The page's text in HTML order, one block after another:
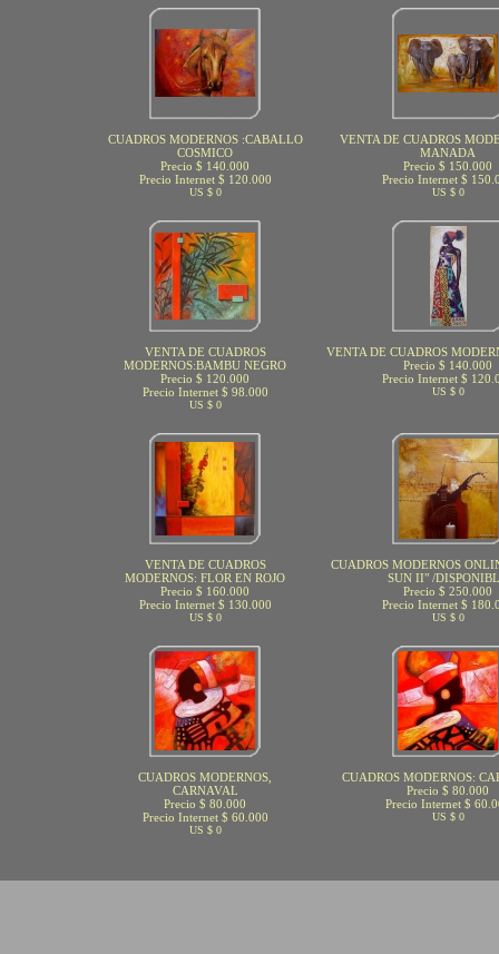
CUADROS MODERNOS :CABALLO
COSMICO
Precio $ 140.000
Precio Internet $ 120.000
US $ 0
VENTA DE CUADROS
MANADA
Precio $ 150.000
Precio Internet $
US $ 0
VENTA DE CUADROS
MODERNOS:BAMBU NEGRO
Precio $ 120.000
Precio Internet $ 98.000
US $ 0
VENTA DE CUADROS
Precio $ 140.000
Precio Internet $
US $ 0
VENTA DE CUADROS
MODERNOS: FLOR EN ROJO
Precio $ 160.000
Precio Internet $ 130.000
US $ 0
CUADROS MODERNOS
SUN II" /
Precio $ 250.000
Precio Internet $
US $ 0
CUADROS MODERNOS,
CARNAVAL
Precio $ 80.000
Precio Internet $ 60.000
US $ 0
CUADROS MODERNOS:
Precio $ 80.000
Precio Internet $
US $ 0